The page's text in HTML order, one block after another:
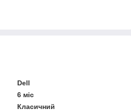
Dell
6 міс
Класичний